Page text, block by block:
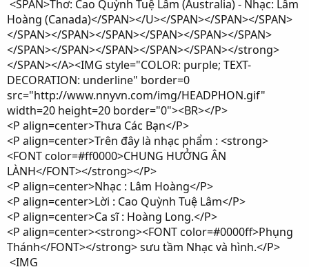
<SPAN>Thơ: Cao Quỳnh Tuệ Lâm (Australia) - Nhạc: Lâm
Hoàng (Canada)</SPAN></U></SPAN></SPAN></SPAN>
</SPAN></SPAN></SPAN></SPAN></SPAN></SPAN>
</SPAN></SPAN></SPAN></SPAN></SPAN></strong>
</SPAN></A><IMG style="COLOR: purple; TEXT-
DECORATION: underline" border=0
src="http://www.nnyvn.com/img/HEADPHON.gif"
width=20 height=20 border="0"><BR></P>
<P align=center>Thưa Các Bạn</P>
<P align=center>Trên đây là nhạc phẩm : <strong>
<FONT color=#ff0000>CHUNG HƯỞNG ÂN
LÀNH</FONT></strong></P>
<P align=center>Nhạc : Lâm Hoàng</P>
<P align=center>Lời : Cao Quỳnh Tuệ Lâm</P>
<P align=center>Ca sĩ : Hoàng Long.</P>
<P align=center><strong><FONT color=#0000ff>Phụng
Thánh</FONT></strong> sưu tầm Nhạc và hình.</P>
<IMG